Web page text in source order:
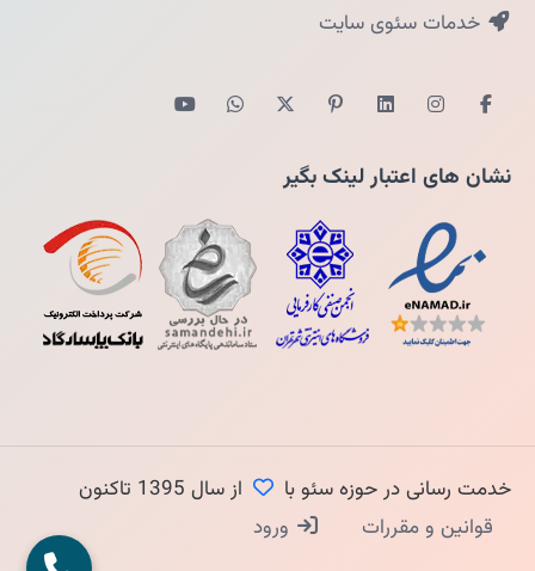
خدمات سئوی سایت
نشان های اعتبار لینک بگیر
خدمت رسانی در حوزه سئو با
از سال 1395 تاکنون
قوانین و مقررات
ورود